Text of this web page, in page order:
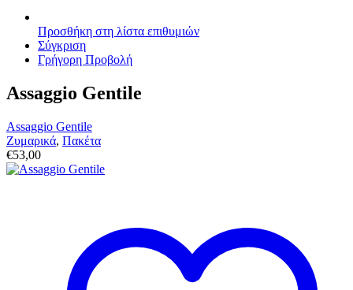
Προσθήκη στη λίστα επιθυμιών
Σύγκριση
Γρήγορη Προβολή
Assaggio Gentile
Assaggio Gentile
Ζυμαρικά, Πακέτα
€53,00